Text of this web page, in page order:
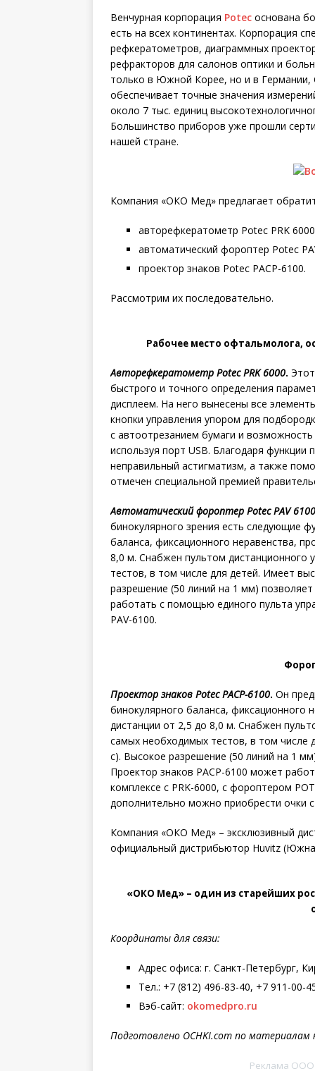
Венчурная корпорация Potec основана
есть на всех континентах. Корпорация
рефкератометров, диаграммных
рефракторов для салонов оптики и
только в Южной Корее, но и в Германии,
обеспечивает точные значения
около 7 тыс. единиц
Большинство приборов уже прошли
нашей стране.
Компания «ОКО Мед» предлагает
авторефкератометр Potec PRK
автоматический фороптер Potec
проектор знаков Potec PACP-6100.
Рассмотрим их последовательно.
Рабочее место офтальмолога,
Авторефкератометр Potec PRK 6000.
быстрого и точного определения
дисплеем. На него вынесены все
кнопки управления упором для
с автоотрезанием бумаги и
используя порт USB. Благодаря
неправильный астигматизм, а также
отмечен специальной премией
Автоматический фороптер Potec PAV 6100
бинокулярного зрения есть следующие
баланса, фиксационного неравенства,
8,0 м. Снабжен пультом дистанционного
тестов, в том числе для детей. Имеет
разрешение (50 линий на 1 мм)
работать с помощью единого пульта
PAV-6100.
Проектор знаков Potec PACP-6100. Он
бинокулярного баланса, фиксационного
дистанции от 2,5 до 8,0 м. Снабжен
самых необходимых тестов, в том числе
с). Высокое разрешение (50 линий на 1
Проектор знаков PACP-6100 может
комплексе с PRK-6000, с фороптером
дополнительно можно приобрести очки
Компания «ОКО Мед» – эксклюзивный
официальный дистрибьютор Huvitz
«ОКО Мед» – один из старейших
Координаты для связи:
Адрес офиса: г. Санкт-Петербург,
Тел.: +7 (812) 496-83-40, +7 911-00-
Вэб-сайт: okomedpro.ru
Подготовлено OCHKI.com по
Реклама